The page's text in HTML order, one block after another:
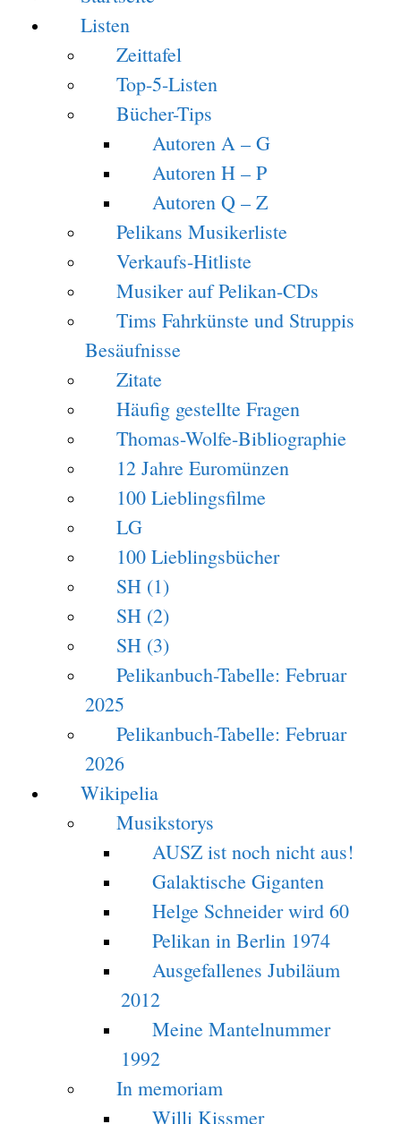
Listen
Zeittafel
Top-5-Listen
Bücher-Tips
Autoren A – G
Autoren H – P
Autoren Q – Z
Pelikans Musikerliste
Verkaufs-Hitliste
Musiker auf Pelikan-CDs
Tims Fahrkünste und Struppis
Besäufnisse
Zitate
Häufig gestellte Fragen
Thomas-Wolfe-Bibliographie
12 Jahre Euromünzen
100 Lieblingsfilme
LG
100 Lieblingsbücher
SH (1)
SH (2)
SH (3)
Pelikanbuch-Tabelle: Februar
2025
Pelikanbuch-Tabelle: Februar
2026
Wikipelia
Musikstorys
AUSZ ist noch nicht aus!
Galaktische Giganten
Helge Schneider wird 60
Pelikan in Berlin 1974
Ausgefallenes Jubiläum
2012
Meine Mantelnummer
1992
In memoriam
Willi Kissmer